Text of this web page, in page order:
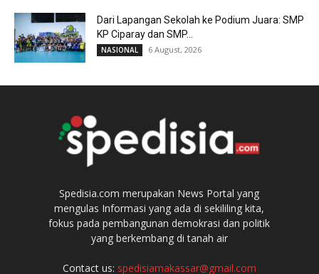
Dari Lapangan Sekolah ke Podium Juara: SMP
KP Ciparay dan SMP...
NASIONAL 6 August, 2026
Spedisia.com merupakan News Portal yang
mengulas Informasi yang ada di sekililing kita,
fokus pada pembangunan demokrasi dan politik
yang berkembang di tanah air
Contact us: spedisiamakassar@gmail.com